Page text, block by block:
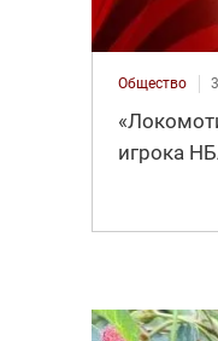
Общество
игрока